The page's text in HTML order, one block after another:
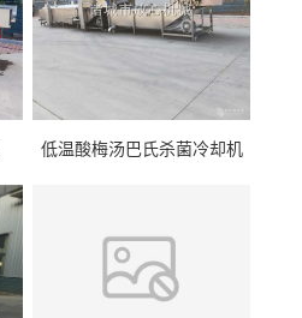
低温酸梅汤巴氏杀菌冷却机